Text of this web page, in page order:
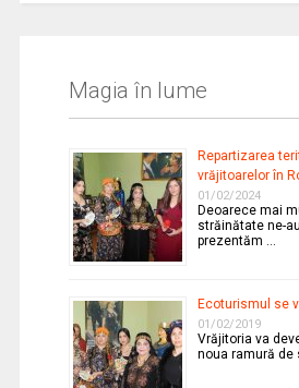
Magia în lume
Repartizarea
vrăjitoarelor în
01/02/2024
Deoarece mai
străinătate ne-
prezentăm …
Ecoturismul se
01/02/2019
Vrăjitoria va
noua ramură